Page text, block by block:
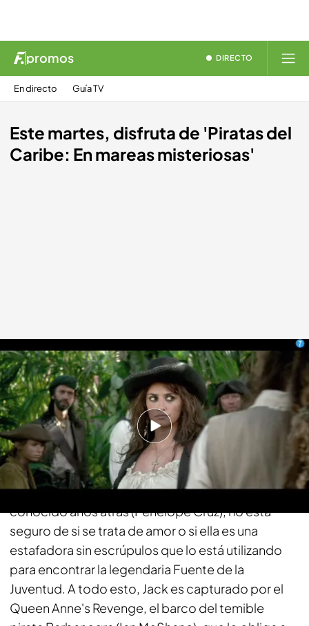
promos DIRECTO
En directo Guía TV
Este martes, disfruta de 'Piratas del
Caribe: En mareas misteriosas'
fdf.es
17 ABR 2018 - 09:35h.
Compartir
Cuando Jack Sparrow (Johnny Depp) vuelve a
encontrarse con una mujer a la que había
conocido años atrás (Penélope Cruz), no está
seguro de si se trata de amor o si ella es una
estafadora sin escrúpulos que lo está utilizando
para encontrar la legendaria Fuente de la
Juventud. A todo esto, Jack es capturado por el
Queen Anne's Revenge, el barco del temible